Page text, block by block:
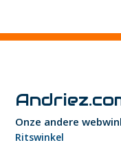
Onze andere
Ritswinkel